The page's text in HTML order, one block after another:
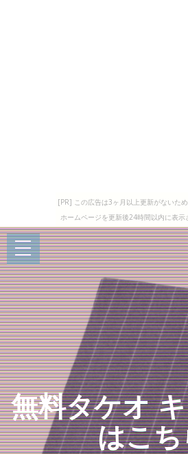
[PR] この広告は3ヶ月以上更新がないため
ホームページを更新後24時間以内に表示
無料タケオ
はこ